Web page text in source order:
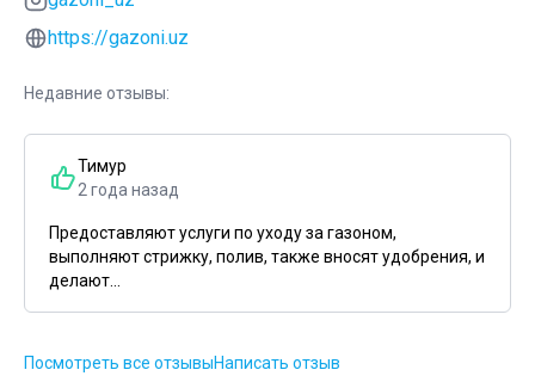
https://gazoni.uz
Недавние отзывы:
Тимур
2 года назад
Предоставляют услуги по уходу за газоном,
выполняют стрижку, полив, также вносят удобрения, и
делают...
Посмотреть все отзывыНаписать отзыв